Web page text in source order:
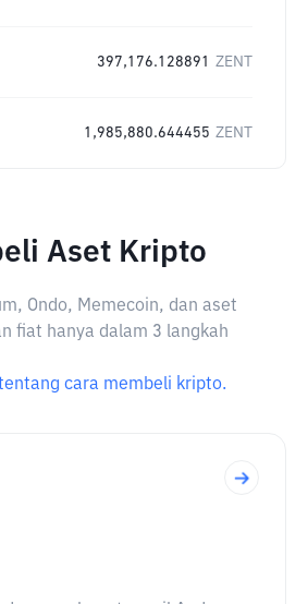
397,176.128891 ZENT
1,985,880.644455 ZENT
Aset Kripto
Ondo, Memecoin, dan aset
fiat hanya dalam 3 langkah
cara membeli kripto.